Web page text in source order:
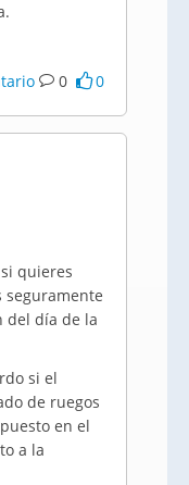
0 0
quieres
seguramente
del día de la
si el
de ruegos
en el
a la